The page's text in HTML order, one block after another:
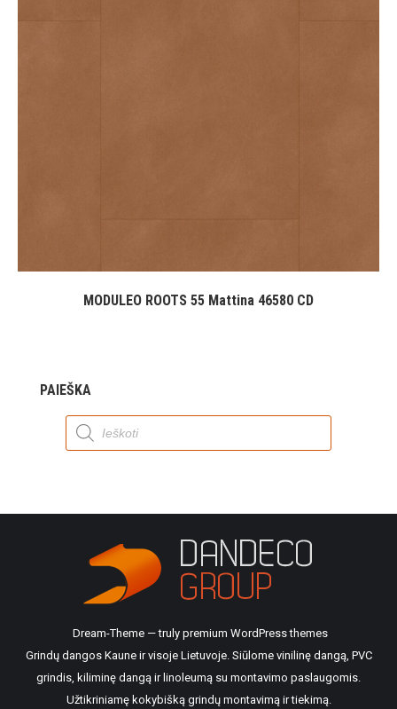
MODULEO ROOTS 55 Mattina 46580 CD
PAIEŠKA
Products
search
Dream-Theme — truly premium WordPress themes
Grindų dangos Kaune ir visoje Lietuvoje. Siūlome vinilinę dangą, PVC
grindis, kiliminę dangą ir linoleumą su montavimo paslaugomis.
Užtikriniamę kokybišką grindų montavimą ir tiekimą.